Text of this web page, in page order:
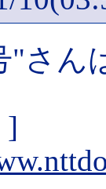
"さん
]